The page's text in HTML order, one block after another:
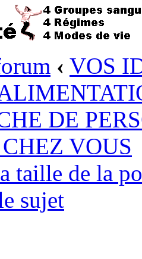
‹ VOS
DE
VOUS
taille de la
sujet